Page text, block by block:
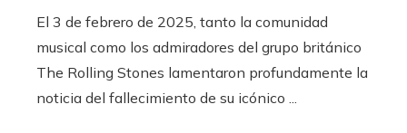
El 3 de febrero de 2025, tanto la comunidad
musical como los admiradores del grupo británico
The Rolling Stones lamentaron profundamente la
noticia del fallecimiento de su icónico ...